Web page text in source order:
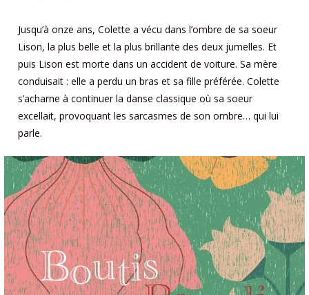
Jusqu’à onze ans, Colette a vécu dans l’ombre de sa soeur
Lison, la plus belle et la plus brillante des deux jumelles. Et
puis Lison est morte dans un accident de voiture. Sa mère
conduisait : elle a perdu un bras et sa fille préférée. Colette
s’acharne à continuer la danse classique où sa soeur
excellait, provoquant les sarcasmes de son ombre… qui lui
parle.